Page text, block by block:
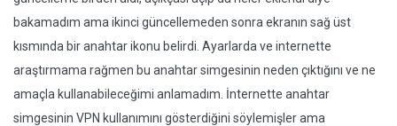
bakamadım ama ikinci güncellemeden sonra ekranın sağ üst
kısmında bir anahtar ikonu belirdi. Ayarlarda ve internette
araştırmama rağmen bu anahtar simgesinin neden çıktığını ve ne
amaçla kullanabileceğimi anlamadım. İnternette anahtar
simgesinin VPN kullanımını gösterdiğini söylemişler ama